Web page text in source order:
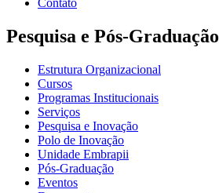
Pesquisa e Pós-Graduação
Estrutura Organizacional
Cursos
Programas Institucionais
Serviços
Pesquisa e Inovação
Polo de Inovação
Unidade Embrapii
Pós-Graduação
Eventos